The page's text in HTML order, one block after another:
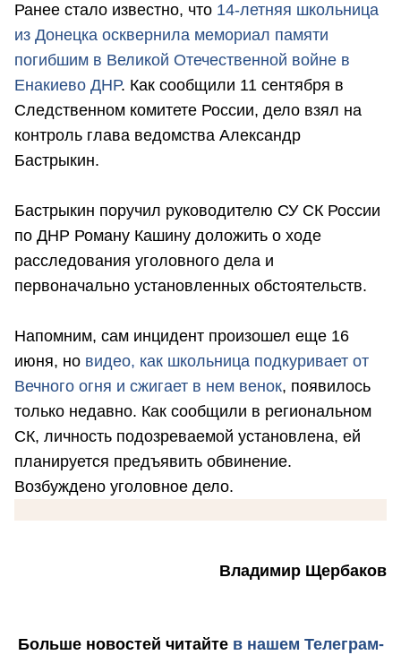
Ранее стало известно, что 14-летняя школьница
из Донецка осквернила мемориал памяти
погибшим в Великой Отечественной войне в
Енакиево ДНР. Как сообщили 11 сентября в
Следственном комитете России, дело взял на
контроль глава ведомства Александр
Бастрыкин.
Бастрыкин поручил руководителю СУ СК России
по ДНР Роману Кашину доложить о ходе
расследования уголовного дела и
первоначально установленных обстоятельств.
Напомним, сам инцидент произошел еще 16
июня, но видео, как школьница подкуривает от
Вечного огня и сжигает в нем венок, появилось
только недавно. Как сообщили в региональном
СК, личность подозреваемой установлена, ей
планируется предъявить обвинение.
Возбуждено уголовное дело.
Владимир Щербаков
Больше новостей читайте в нашем Телеграм-